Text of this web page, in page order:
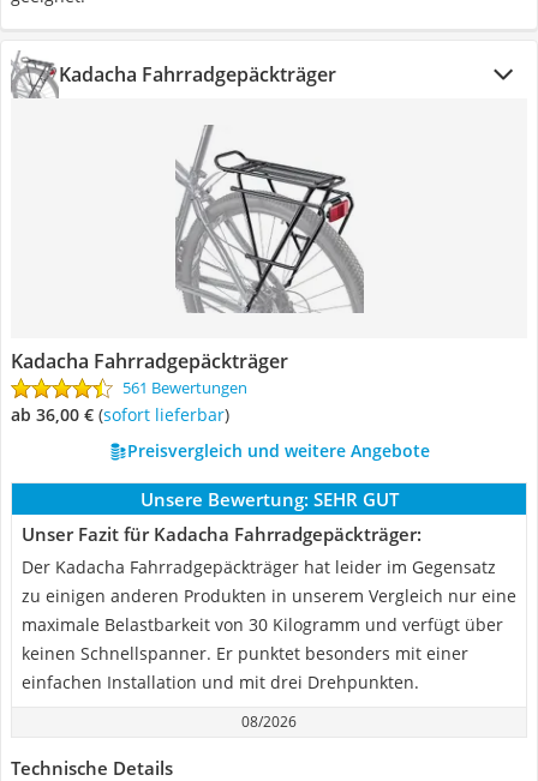
Kadacha Fahrradgepäckträger
Kadacha Fahrradgepäckträger
561 Bewertungen
ab 36,00 € ( Sofort lieferbar)
Preisvergleich und weitere Angebote
Unsere Bewertung: SEHR GUT
Unser Fazit für Kadacha Fahrradgepäckträger:
Der Kadacha Fahrradgepäckträger hat leider im Gegensatz
zu einigen anderen Produkten in unserem Vergleich nur eine
maximale Belastbarkeit von 30 Kilogramm und verfügt über
keinen Schnellspanner. Er punktet besonders mit einer
einfachen Installation und mit drei Drehpunkten.
08/2026
Technische Details